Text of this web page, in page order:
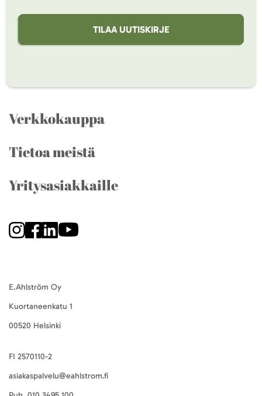
TILAA UUTISKIRJE
Verkkokauppa
Tietoa meistä
Yritysasiakkaille
E.Ahlström Oy
Kuortaneenkatu 1
00520 Helsinki
FI 2570110-2
asiakaspalvelu@eahlstrom.fi